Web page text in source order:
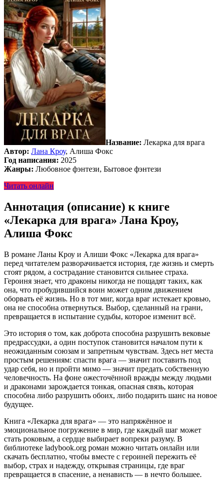
Название: Лекарка для врага
Автор: Лана Кроу, Алиша Фокс
Год написания: 2025
Жанры: Любовное фэнтези, Бытовое фэнтези
Читать онлайн
Аннотация (описание) к книге
«Лекарка для врага» Лана Кроу,
Алиша Фокс
В романе Ланы Кроу и Алиши Фокс «Лекарка для врага»
перед читателем разворачивается история, где жизнь и смерть
стоят рядом, а сострадание становится сильнее страха.
Героиня знает, что драконы никогда не пощадят таких, как
она, что пробудившийся воин может одним движением
оборвать её жизнь. Но в тот миг, когда враг истекает кровью,
она не способна отвернуться. Выбор, сделанный на грани,
превращается в испытание судьбы, которое изменит всё.
Это история о том, как доброта способна разрушить вековые
предрассудки, а один поступок становится началом пути к
неожиданным союзам и запретным чувствам. Здесь нет места
простым решениям: спасти врага — значит поставить под
удар себя, но и пройти мимо — значит предать собственную
человечность. На фоне ожесточённой вражды между людьми
и драконами зарождается тонкая, опасная связь, которая
способна либо разрушить обоих, либо подарить шанс на новое
будущее.
Книга «Лекарка для врага» — это напряжённое и
эмоциональное погружение в мир, где каждый шаг может
стать роковым, а сердце выбирает вопреки разуму. В
библиотеке ladybook.org роман можно читать онлайн или
скачать бесплатно, чтобы вместе с героиней пережить её
выбор, страх и надежду, открывая страницы, где враг
превращается в спасение, а ненависть — в нечто большее.